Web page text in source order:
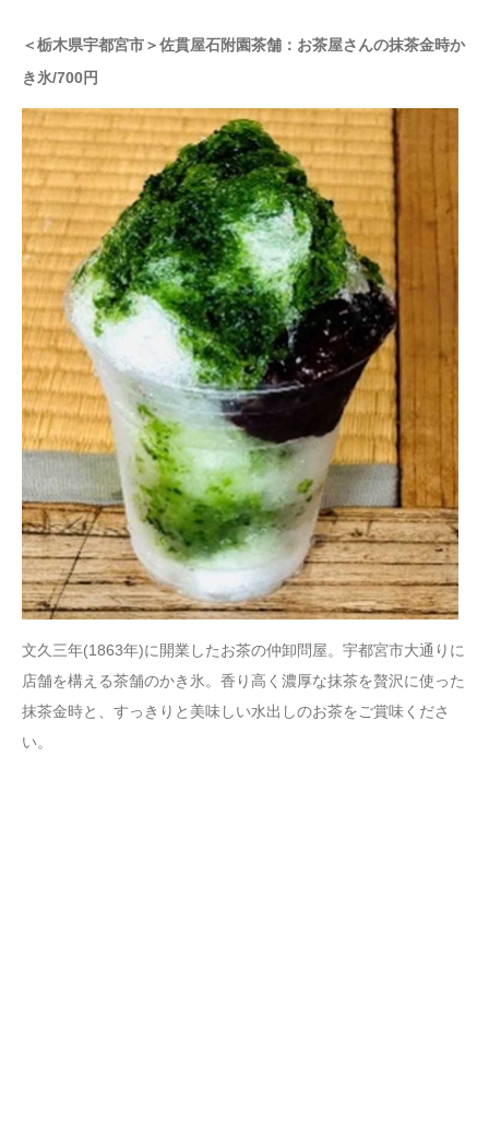
＜栃木県宇都宮市＞佐貫屋石附園茶舗：お茶屋さんの抹茶金時か
き氷/700円
文久三年(1863年)に開業したお茶の仲卸問屋。宇都宮市大通りに
店舗を構える茶舗のかき氷。香り高く濃厚な抹茶を贅沢に使った
抹茶金時と、すっきりと美味しい水出しのお茶をご賞味くださ
い。